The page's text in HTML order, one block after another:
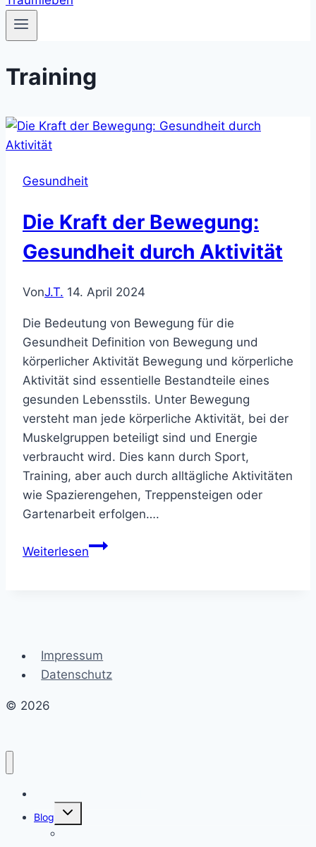
Training
Gesundheit
Die Kraft der Bewegung:
Gesundheit durch Aktivität
VonJ.T. 14. April 2024
Die Bedeutung von Bewegung für die
Gesundheit Definition von Bewegung und
körperlicher Aktivität Bewegung und körperliche
Aktivität sind essentielle Bestandteile eines
gesunden Lebensstils. Unter Bewegung
versteht man jede körperliche Aktivität, bei der
Muskelgruppen beteiligt sind und Energie
verbraucht wird. Dies kann durch Sport,
Training, aber auch durch alltägliche Aktivitäten
wie Spazierengehen, Treppensteigen oder
Gartenarbeit erfolgen….
WeiterlesenDie
Aktivität
Impressum
Datenschutz
© 2026
Blog
Untermenü
umschalten